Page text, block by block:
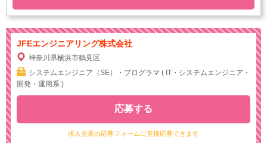
JFEエンジニアリング株式会社
神奈川県横浜市鶴見区
システムエンジニア（SE）・プログラマ ( IT・システムエンジニア・
開発・運用系 )
求人企業の応募フォームに直接応募できます
応募する